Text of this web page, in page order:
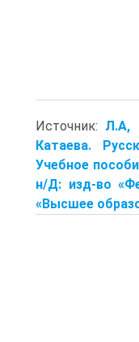
Источник: Л.А,
Катаева.
Учебное
н/Д: изд-во
«Высшее